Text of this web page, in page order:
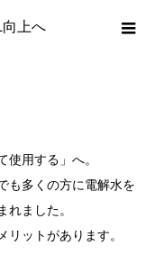
上へ
使用する」へ。
も多くの方に電解水を
ました。
ットがあります。